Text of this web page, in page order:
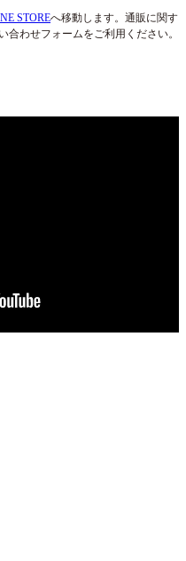
STOREへ移動します。通販に関す
合わせフォームをご利用ください。